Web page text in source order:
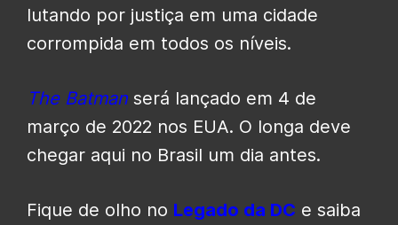
lutando por justiça em uma cidade
corrompida em todos os níveis.
The Batman será lançado em 4 de
março de 2022 nos EUA. O longa deve
chegar aqui no Brasil um dia antes.
Fique de olho no Legado da DC e saiba